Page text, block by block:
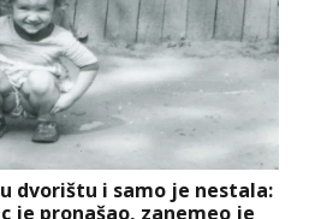
dvorištu i samo je nestala:
je pronašao, zanemeo je